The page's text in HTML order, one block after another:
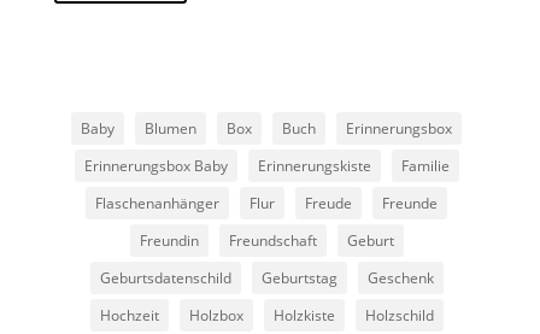
Baby Blumen Box Buch
Erinnerungsbox
Erinnerungsbox Baby
Erinnerungskiste
Familie
Flaschenanhänger
Flur Freude
Freunde
Freundin
Freundschaft
Geburt
Geburtsdatenschild
Geburtstag
Geschenk
Hochzeit
Holzbox Holzkiste
Holzschild